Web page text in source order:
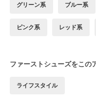
グリーン系 ブルー系
ピンク系 レッド系
ファーストシューズをこの
ライフスタイル